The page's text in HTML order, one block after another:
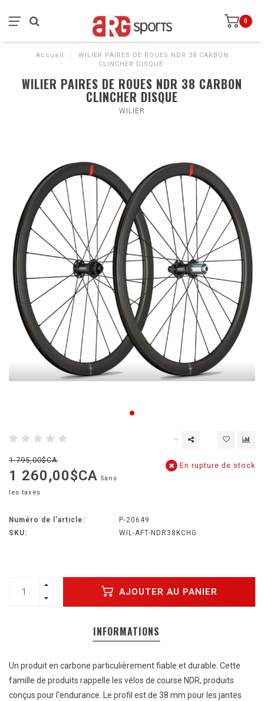
0
Accueil /
WILIER PAIRES DE ROUES NDR 38 CARBON
CLINCHER DISQUE
WILIER PAIRES DE ROUES NDR 38 CARBON
CLINCHER DISQUE
WILIER
1 795,00$CA
1 260,00$CA Sans
les taxes
En rupture de stock
Numéro de l'article:
P-20649
SKU:
WIL-AFT-NDR38KCHG
AJOUTER AU PANIER
INFORMATIONS
Un produit en carbone particulièrement fiable et durable. Cette
famille de produits rappelle les vélos de course NDR, produits
conçus pour l'endurance. Le profil est de 38 mm pour les jantes